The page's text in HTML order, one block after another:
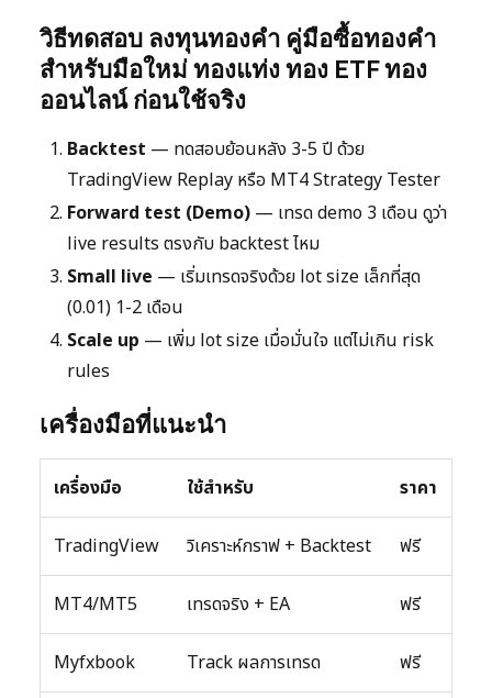
วิธีทดสอบ ลงทุนทองคำ คู่มือซื้อทองคำ
สำหรับมือใหม่ ทองแท่ง ทอง ETF ทอง
ออนไลน์ ก่อนใช้จริง
Backtest — ทดสอบย้อนหลัง 3-5 ปี ด้วย
TradingView Replay หรือ MT4 Strategy Tester
Forward test (Demo) — เทรด demo 3 เดือน ดูว่า
live results ตรงกับ backtest ไหม
Small live — เริ่มเทรดจริงด้วย lot size เล็กที่สุด
(0.01) 1-2 เดือน
Scale up — เพิ่ม lot size เมื่อมั่นใจ แต่ไม่เกิน risk
rules
เครื่องมือที่แนะนำ
เครื่องมือ ใช้สำหรับ ราคา
TradingView วิเคราะห์กราฟ + Backtest ฟรี
MT4/MT5 เทรดจริง + EA ฟรี
Myfxbook Track ผลการเทรด ฟรี